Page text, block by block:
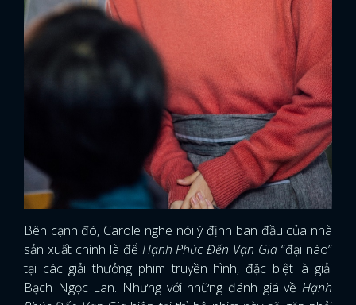
Bên cạnh đó, Carole nghe nói ý định ban đầu của nhà
sản xuất chính là để Hạnh Phúc Đến Vạn Gia “đại náo”
tại các giải thưởng phim truyền hình, đặc biệt là giải
Bạch Ngọc Lan. Nhưng với những đánh giá về Hạnh